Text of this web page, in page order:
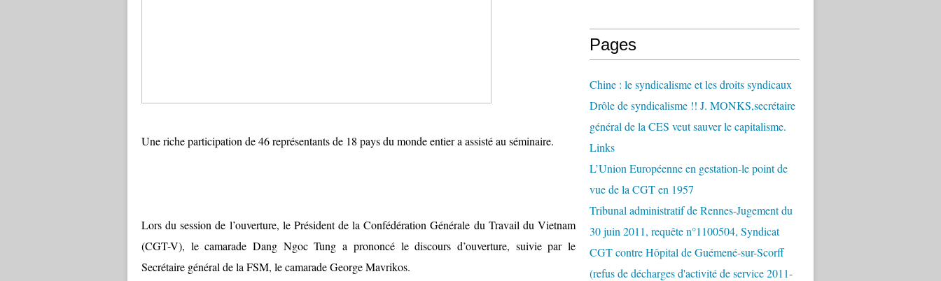
Une riche participation de 46 représentants de 18 pays du monde entier a assisté au séminaire.
Lors du session de l’ouverture, le Président de la Confédération Générale du Travail du Vietnam
(CGT-V), le camarade Dang Ngoc Tung a prononcé le discours d’ouverture, suivie par le
Secrétaire général de la FSM, le camarade George Mavrikos.
Pages
Chine : le syndicalisme et les droits syndicaux
Drôle de syndicalisme !! J. MONKS,secrétaire
général de la CES veut sauver le capitalisme.
Links
L’Union Européenne en gestation-le point de
vue de la CGT en 1957
Tribunal administratif de Rennes-Jugement du
30 juin 2011, requête n°1100504, Syndicat
CGT contre Hôpital de Guémené-sur-Scorff
(refus de décharges d'activité de service 2011-